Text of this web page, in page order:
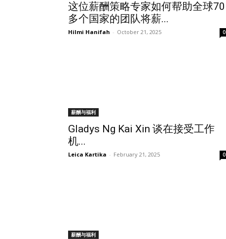
这位薪酬策略专家如何帮助全球70
多个国家的团队将薪...
Hilmi Hanifah - October 21, 2025 0
薪酬与福利
Gladys Ng Kai Xin 谈在接受工作
机...
Leica Kartika - February 21, 2025 0
薪酬与福利